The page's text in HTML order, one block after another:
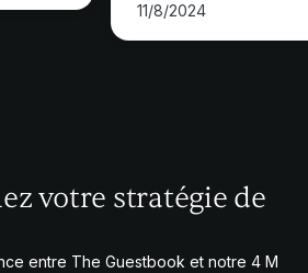
11/8/2024
votre stratégie de
entre The Guestbook et notre 4 M